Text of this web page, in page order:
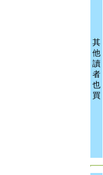
其
他
讀
者
也
買